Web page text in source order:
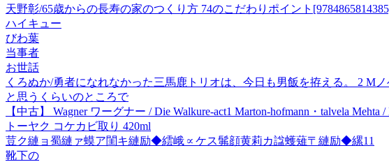
天野彰/65歳からの長寿の家のつくり方 74のこだわりポイント
ハイキュー
びわ葉
当事者
お世話
くろぬか/勇者になれなかった三馬鹿トリオは、今日も男飯を拵える。 2 Mノ
と思うくらいのところで
【中古】 Wagner ワーグナー / Die Walkure-act1 Marton-hofmann・talvela Mehta /
トーヤク コケカビ取り 420ml
荳ク縺ョ蜀縺ァ蟆ア閨キ縺励◆繧峨∝ケス髴顔黄莉カ諡蠖薙〒縺励◆縲11
靴下の